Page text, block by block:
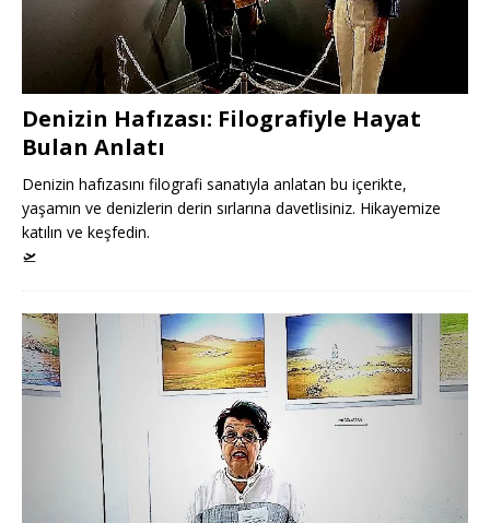
Denizin Hafızası: Filografiyle Hayat
Bulan Anlatı
Denizin hafızasını filografi sanatıyla anlatan bu içerikte,
yaşamın ve denizlerin derin sırlarına davetlisiniz. Hikayemize
katılın ve keşfedin.
🛫